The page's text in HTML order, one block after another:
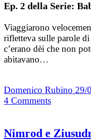
Ep. 2 della Serie:
Viaggiarono
rifletteva sulle parole
c’erano dèi che non
abitavano…
Domenico Rubino 29/
4 Comments
Nimrod e